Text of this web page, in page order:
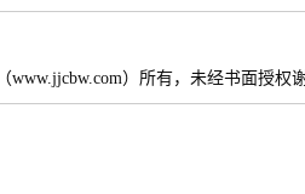
）所有，未经书面授权